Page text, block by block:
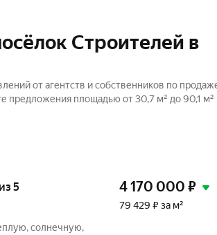
Строителей в
от агентств и собственников по
площадью от 30,7 м² до 90,1 м²
5
солнечную,
4 170 000 ₽
79 429 ₽ за м²